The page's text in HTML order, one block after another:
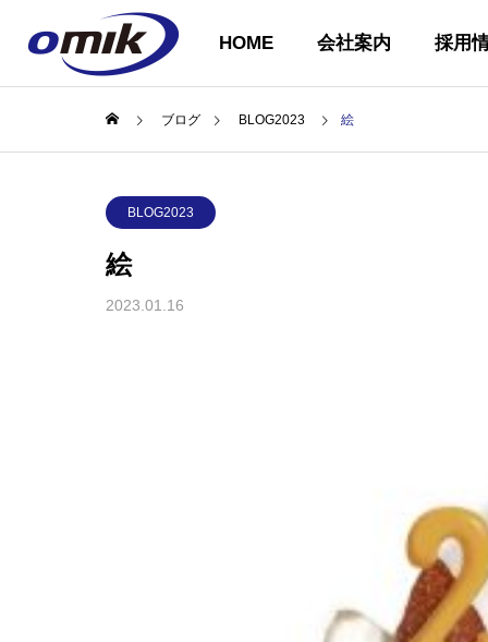
HOME 会社案内 採用
会社イベ
EVENT
ブログ BLOG2023 絵
BLOG2023
絵
2023.01.16